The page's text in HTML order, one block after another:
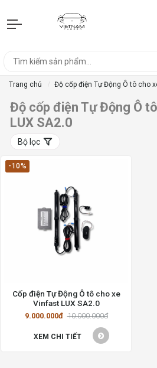
Trang chủ Độ cốp điện Tự Động Ô tô cho
Độ cốp điện Tự Động Ô
LUX SA2.0
Bộ lọc
-10%
Cốp điện Tự Động Ô tô cho xe
Vinfast LUX SA2.0
9.000.000đ 10.000.000đ
XEM CHI TIẾT